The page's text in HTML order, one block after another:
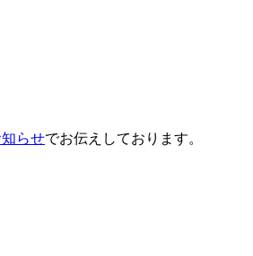
らせでお伝えしております。